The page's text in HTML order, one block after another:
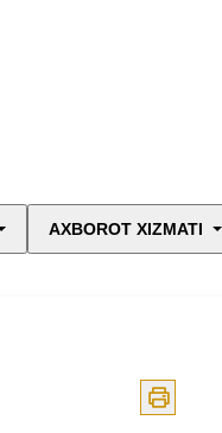
AXBOROT XIZMATI